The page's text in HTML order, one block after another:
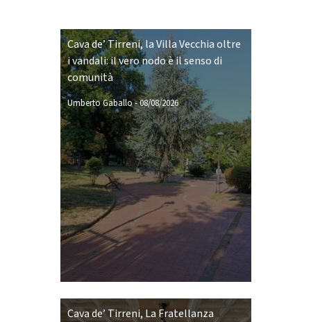
Cava de’ Tirreni, la Villa Vecchia oltre
i vandali: il vero nodo è il senso di
comunità
Umberto Gaballo-08/08/2026
Cava de’ Tirreni, La Fratellanza